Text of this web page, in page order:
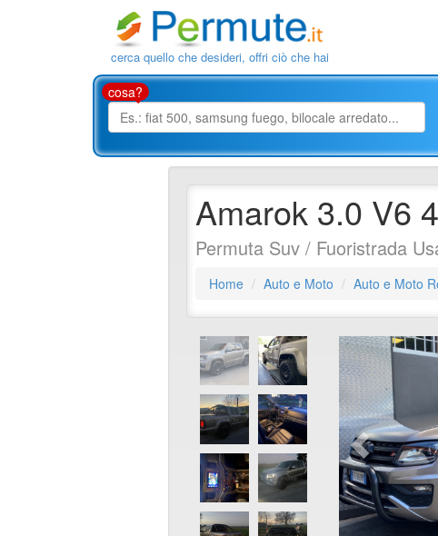
cerca quello che desideri, offri ciò che hai
cosa?
Amarok 3.0 V6
Permuta Suv / Fuoristrada
Home Auto e Moto Auto e Moto